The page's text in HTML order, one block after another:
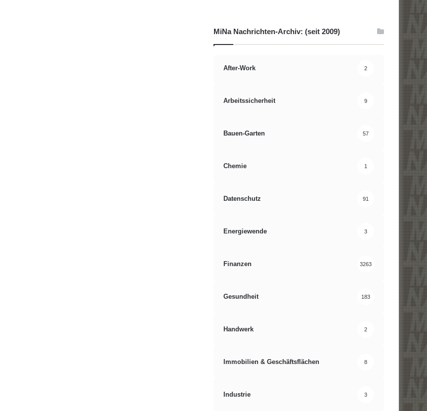
MiNa Nachrichten-Archiv: (seit 2009)
After-Work 2
Arbeitssicherheit 9
Bauen-Garten 57
Chemie 1
Datenschutz 91
Energiewende 3
Finanzen 3263
Gesundheit 183
Handwerk 2
Immobilien & Geschäftsflächen 8
Industrie 3